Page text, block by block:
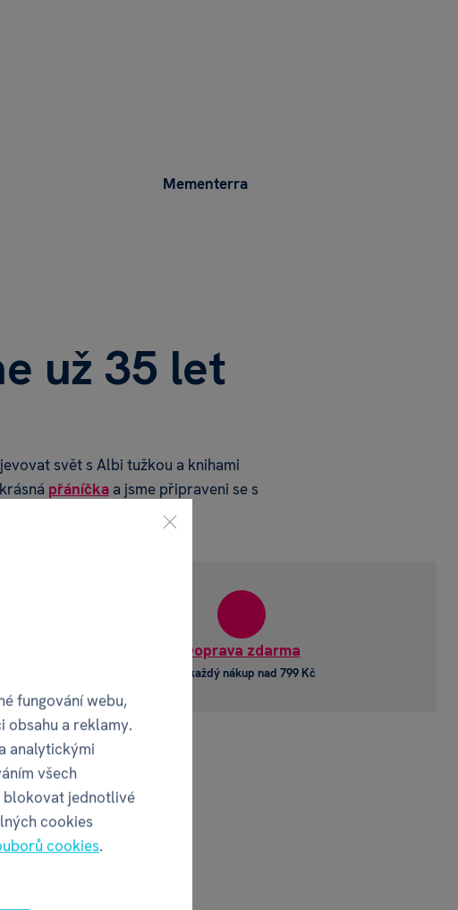
Mementerra
už 35 let
svět s Albi tužkou a knihami
přáníčkaa jsme připraveni se s
Doprava zdarma
pro každý nákup nad 799 Kč
fungování webu,
obsahu a reklamy.
analytickými
všech
blokovat jednotlivé
cookies
cookies.